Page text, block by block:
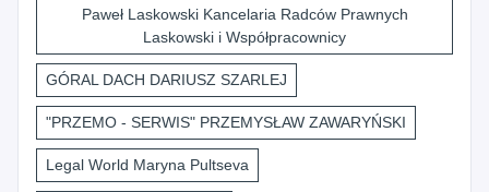
Paweł Laskowski Kancelaria Radców Prawnych
Laskowski i Współpracownicy
GÓRAL DACH DARIUSZ SZARLEJ
"PRZEMO - SERWIS" PRZEMYSŁAW ZAWARYŃSKI
Legal World Maryna Pultseva